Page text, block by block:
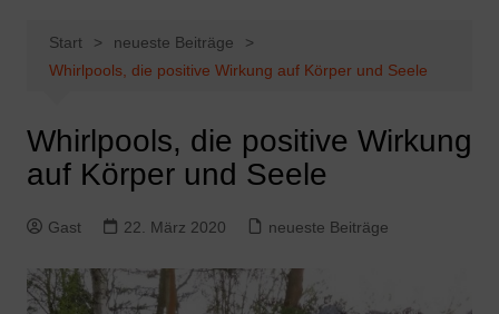
Start
neueste Beiträge
Whirlpools, die positive Wirkung auf Körper und Seele
Whirlpools, die positive Wirkung
auf Körper und Seele
Gast 22. März 2020 neueste Beiträge